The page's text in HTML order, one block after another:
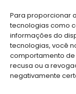
Para proporcionar
tecnologias como
informações do
tecnologias, você
comportamento de
recusa ou a
negativamente